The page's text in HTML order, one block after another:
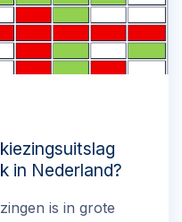
in Nederland?
is in grote